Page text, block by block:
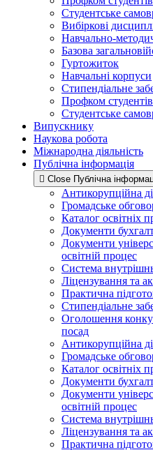
Студентське
Вибіркові
Навчально-
Базова
Гуртожиток
Навчальні корпуси
Стипендіальне
Профком студентів
Студентське
Випускнику
Наукова робота
Міжнародна діяльність
Публічна інформація
Close Публічна
Антикорупційна
Громадське
Каталог освітніх
Документи
Документи
освітній процес
Система
Ліцензування та
Практична
Стипендіальне
Оголошення
посад
Антикорупційна
Громадське
Каталог освітніх
Документи
Документи
освітній процес
Система
Ліцензування та
Практична